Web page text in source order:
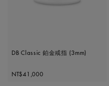
DB Classic 鉑金戒指 (3mm)
Original price
NT$41,000